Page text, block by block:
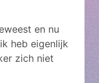
en nu
heb eigenlijk
zich niet